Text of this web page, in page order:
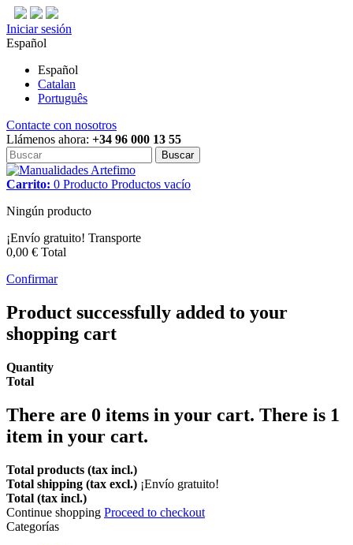
Iniciar sesión
Español
Español
Catalan
Português
Contacte con nosotros
Llámenos ahora: +34 96 000 13 55
Buscar
Carrito: 0 Producto Productos vacío
Ningún producto
¡Envío gratuito! Transporte
0,00 € Total
Confirmar
Product successfully added to your
shopping cart
Quantity
Total
There are 0 items in your cart. There is 1
item in your cart.
Total products (tax incl.)
Total shipping (tax excl.) ¡Envío gratuito!
Total (tax incl.)
Continue shopping Proceed to checkout
Categorías